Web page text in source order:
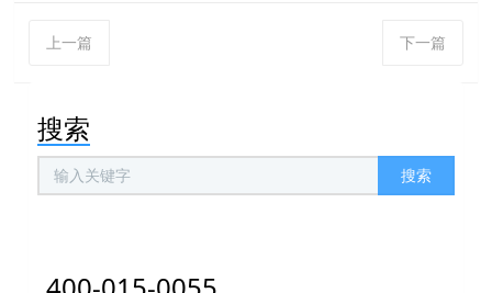
上一篇 下一篇
搜索
搜索